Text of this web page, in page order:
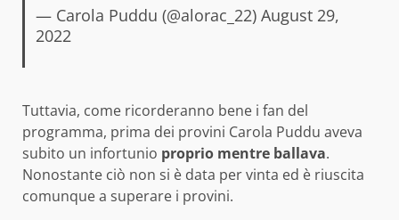
— Carola Puddu (@alorac_22) August 29,
2022
Tuttavia, come ricorderanno bene i fan del
programma, prima dei provini Carola Puddu aveva
subito un infortunio proprio mentre ballava.
Nonostante ciò non si è data per vinta ed è riuscita
comunque a superare i provini.